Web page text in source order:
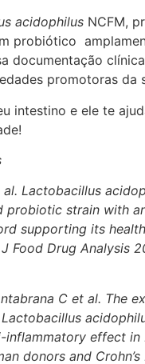
acidophilus NCFM,
probiótico
documentação
promotoras da
intestino e ele te
al. Lactobacillus
probiotic strain with
supporting its
Food Drug Analysis
C et al. The
inflammatory effect in
donors and Crohn’s